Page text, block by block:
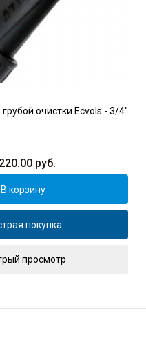
очистки Ecvols - 3/4"
руб.
В корзину
покупка
просмотр